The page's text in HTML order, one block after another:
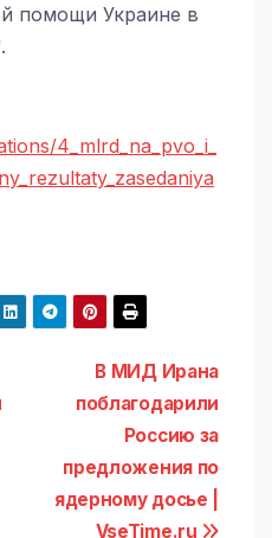
помощи Украине в
4_mlrd_na_pvo_i_
В МИД Ирана
поблагодарили
Россию за
предложения по
ядерному досье |
VseTime.ru